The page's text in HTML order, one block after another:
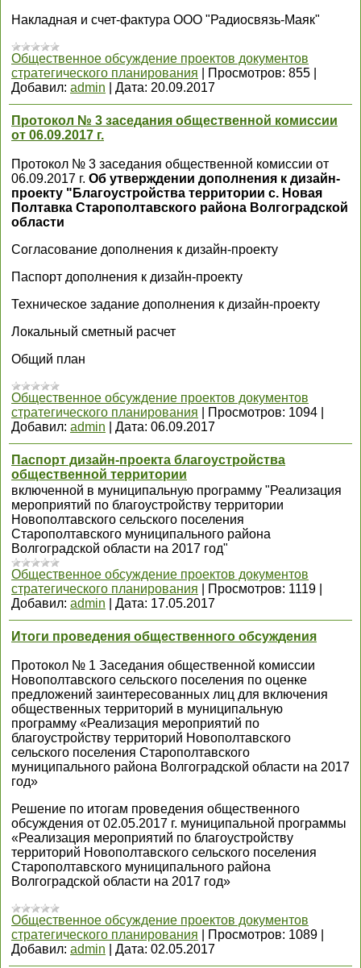
Накладная и счет-фактура ООО "Радиосвязь-Маяк"
Общественное обсуждение проектов документов
стратегического планирования
Просмотров: 855
Добавил: admin Дата: 20.09.2017
Протокол № 3 заседания общественной комиссии
от 06.09.2017 г.
Протокол № 3 заседания общественной комиссии от
06.09.2017 г. Об утверждении дополнения к дизайн-
проекту "Благоустройства территории с. Новая
Полтавка Старополтавского района Волгоградской
области
Согласование дополнения к дизайн-проекту
Паспорт дополнения к дизайн-проекту
Техническое задание дополнения к дизайн-проекту
Локальный сметный расчет
Общий план
Общественное обсуждение проектов документов
стратегического планирования
Просмотров: 1094
Добавил: admin Дата: 06.09.2017
Паспорт дизайн-проекта благоустройства
общественной территории
включенной в муниципальную программу "Реализация
мероприятий по благоустройству территории
Новополтавского сельского поселения
Старополтавского муниципального района
Волгоградской области на 2017 год"
Общественное обсуждение проектов документов
стратегического планирования
Просмотров: 1119
Добавил: admin Дата: 17.05.2017
Итоги проведения общественного обсуждения
Протокол № 1 Заседания общественной комиссии
Новополтавского сельского поселения по оценке
предложений заинтересованных лиц для включения
общественных территорий в муниципальную
программу «Реализация мероприятий по
благоустройству территорий Новополтавского
сельского поселения Старополтавского
муниципального района Волгоградской области на 2017
год»
Решение по итогам проведения общественного
обсуждения от 02.05.2017 г. муниципальной программы
«Реализация мероприятий по благоустройству
территорий Новополтавского сельского поселения
Старополтавского муниципального района
Волгоградской области на 2017 год»
Общественное обсуждение проектов документов
стратегического планирования
Просмотров: 1089
Добавил: admin Дата: 02.05.2017